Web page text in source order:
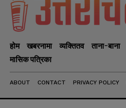
होम खबरनामा व्यक्तितव ताना-बाना
मासिक पत्रिका
ABOUT CONTACT PRIVACY POLICY